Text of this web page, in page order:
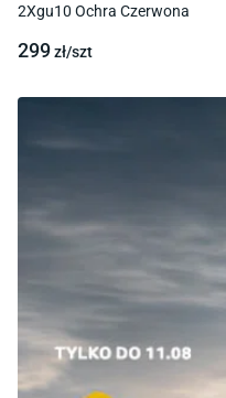
2Xgu10 Ochra Czerwona
299zł/szt